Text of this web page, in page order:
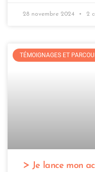
28 novembre 2024 2
TÉMOIGNAGES ET
Je lance mon